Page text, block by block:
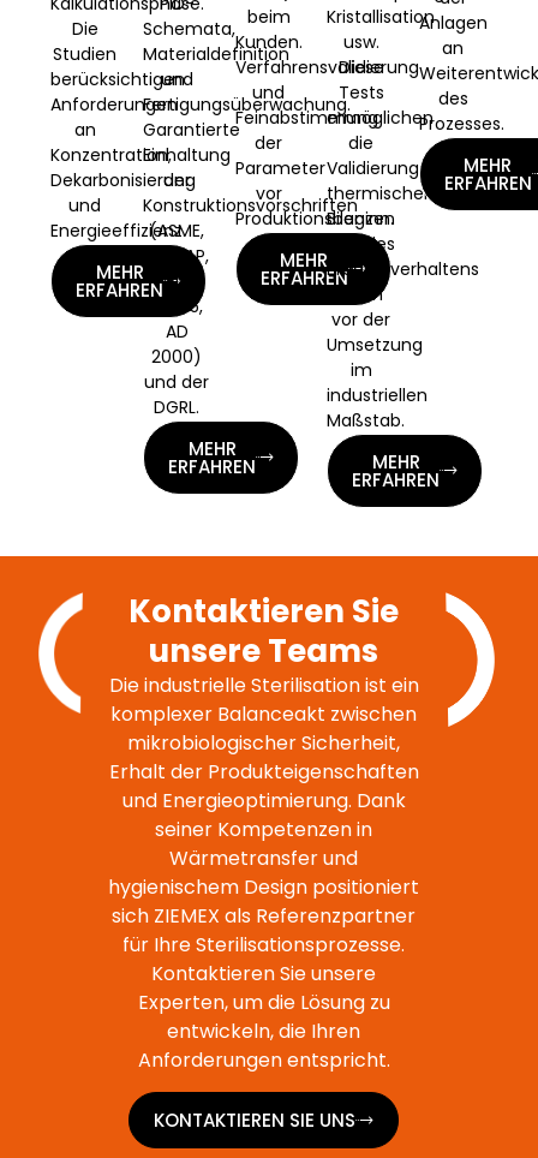
Die
Studien
berücksichtigen
Anforderungen
an
Konzentration,
Dekarbonisierung
und
Energieeffizienz.
MEHR
ERFAHREN
Schemata,
Materialdefinition
und
Fertigungsüberwachung.
Garantierte
Einhaltung
der
Konstruktionsvorschriften
(ASME,
CODAP,
EN
13445,
AD
2000)
und der
DGRL.
MEHR
ERFAHREN
beim
Kunden.
Verfahrensvalidierung
und
Feinabstimmung
der
Parameter
vor
Produktionsbeginn.
MEHR
ERFAHREN
Kristallisation
usw.
Diese
Tests
ermöglichen
die
Validierung
thermischer
Bilanzen
und des
Produktverhaltens
noch
vor der
Umsetzung
im
industriellen
Maßstab.
MEHR
ERFAHREN
Anlagen
an
des
Prozesses.
MEHR
ERFAHREN
Kontaktieren Sie
unsere Teams
Die industrielle Sterilisation ist ein
komplexer Balanceakt zwischen
mikrobiologischer Sicherheit,
Erhalt der Produkteigenschaften
und Energieoptimierung. Dank
seiner Kompetenzen in
Wärmetransfer und
hygienischem Design positioniert
sich ZIEMEX als Referenzpartner
für Ihre Sterilisationsprozesse.
Kontaktieren Sie unsere
Experten, um die Lösung zu
entwickeln, die Ihren
Anforderungen entspricht.
KONTAKTIEREN SIE UNS